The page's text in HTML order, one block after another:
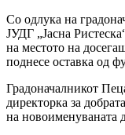
Со одлука на
ЈУДГ „Јасна
на местото на
поднесе оставка од
Градоначалникот
директорка за
на новоименуваната